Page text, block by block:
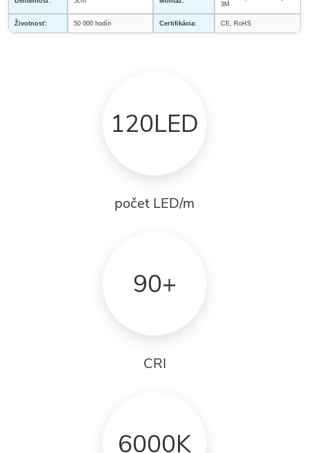
3M
Životnosť: 50 000 hodín Certifikácia: CE, RoHS
120LED
počet LED/m
90+
CRI
6000K